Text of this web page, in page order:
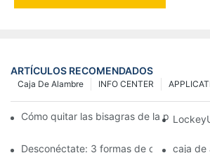
ARTÍCULOS RECOMENDADOS
INFO CENTER
Caja De Alambre
Cómo quitar las bisagras de la puerta
Desconéctate: 3 formas de crearcaja de